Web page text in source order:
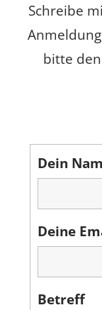
Schreibe
bitte
Dein
Deine
Betreff